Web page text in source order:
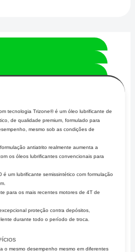
tecnologia Trizone® é um óleo lubrificante de
de qualidade premium, formulado para
mesmo sob as condições de
antiatrito realmente aumenta a
os óleos lubrificantes convencionais para
é um lubrificante semissintético com formulação
para os mais recentes motores de 4T de
proteção contra depósitos,
durante todo o período de troca.
o mesmo desempenho mesmo em diferentes